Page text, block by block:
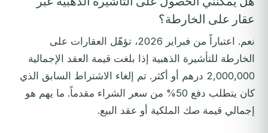
عقار على الخارطة؟
نعم. اعتباراً من فبراير 2026، تؤهّل العقارات على
الخارطة للتأشيرة الذهبية إذا بلغت قيمة العقد الإجمالية
2,000,000 درهم أو أكثر. تم إلغاء الاشتراط السابق الذي
كان يتطلب دفع 50% من سعر الشراء مقدماً. ما يهم هو
إجمالي قيمة صك الملكية أو عقد البيع.